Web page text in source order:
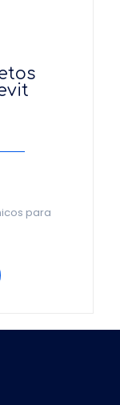
para